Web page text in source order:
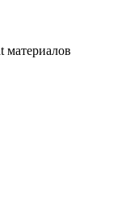
материалов